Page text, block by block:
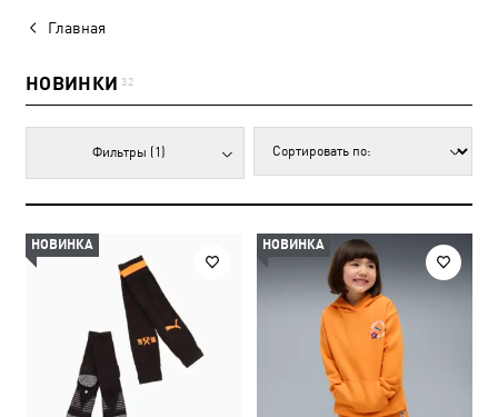
Главная
НОВИНКИ 32
Фильтры (1)
НОВИНКА НОВИНКА